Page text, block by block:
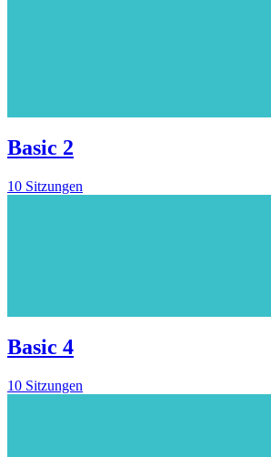
Basic 2
10 Sitzungen
Basic 4
10 Sitzungen